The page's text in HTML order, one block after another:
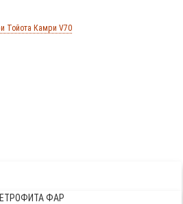
Тойота Камри V70
ФАР